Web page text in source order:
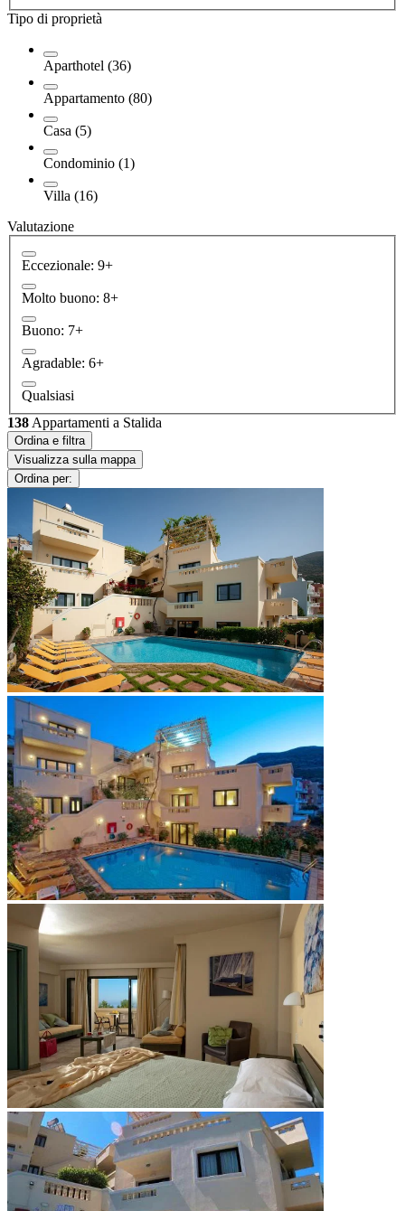
Tipo di proprietà
Aparthotel (36)
Appartamento (80)
Casa (5)
Condominio (1)
Villa (16)
Valutazione
Eccezionale: 9+
Molto buono: 8+
Buono: 7+
Agradable: 6+
Qualsiasi
138 Appartamenti a Stalida
Ordina e filtra
Visualizza sulla mappa
Ordina per: